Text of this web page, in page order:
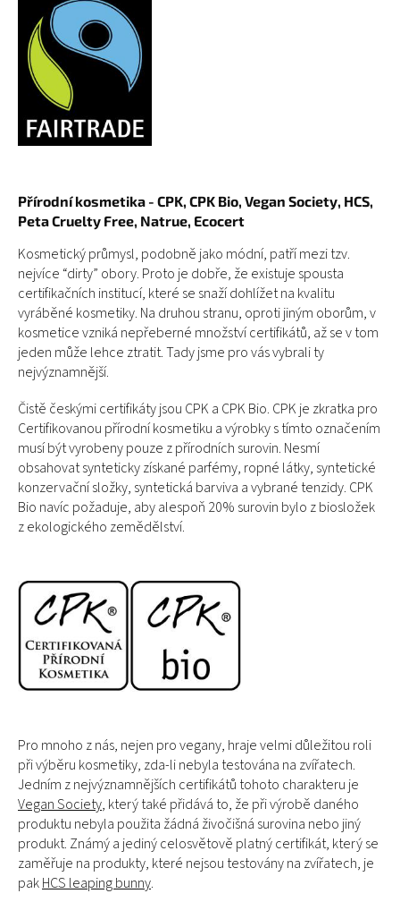
Přírodní kosmetika - CPK, CPK Bio, Vegan Society, HCS,
Peta Cruelty Free, Natrue, Ecocert
Kosmetický průmysl, podobně jako módní, patří mezi tzv.
nejvíce “dirty” obory. Proto je dobře, že existuje spousta
certifikačních institucí, které se snaží dohlížet na kvalitu
vyráběné kosmetiky. Na druhou stranu, oproti jiným oborům, v
kosmetice vzniká nepřeberné množství certifikátů, až se v tom
jeden může lehce ztratit. Tady jsme pro vás vybrali ty
nejvýznamnější.
Čistě českými certifikáty jsou CPK a CPK Bio. CPK je zkratka pro
Certifikovanou přírodní kosmetiku a výrobky s tímto označením
musí být vyrobeny pouze z přírodních surovin. Nesmí
obsahovat synteticky získané parfémy, ropné látky, syntetické
konzervační složky, syntetická barviva a vybrané tenzidy. CPK
Bio navíc požaduje, aby alespoň 20% surovin bylo z biosložek
z ekologického zemědělství.
Pro mnoho z nás, nejen pro vegany, hraje velmi důležitou roli
při výběru kosmetiky, zda-li nebyla testována na zvířatech.
Jedním z nejvýznamnějších certifikátů tohoto charakteru je
Vegan Society, který také přidává to, že při výrobě daného
produktu nebyla použita žádná živočišná surovina nebo jiný
produkt. Známý a jediný celosvětově platný certifikát, který se
zaměřuje na produkty, které nejsou testovány na zvířatech, je
pakHCS leaping bunny.